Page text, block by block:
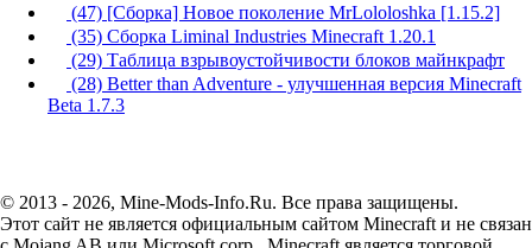
(47) [Сборка] Новое поколение MrLololoshka [1.15.2]
(35) Сборка Liminal Industries Minecraft 1.20.1
(29) Таблица взрывоустойчивости блоков майнкрафт
(28) Better than Adventure - улучшенная версия Minecraft
Beta 1.7.3
© 2013 - 2026, Mine-Mods-Info.Ru. Все права защищены.
Этот сайт не является официальным сайтом Minecraft и не связан